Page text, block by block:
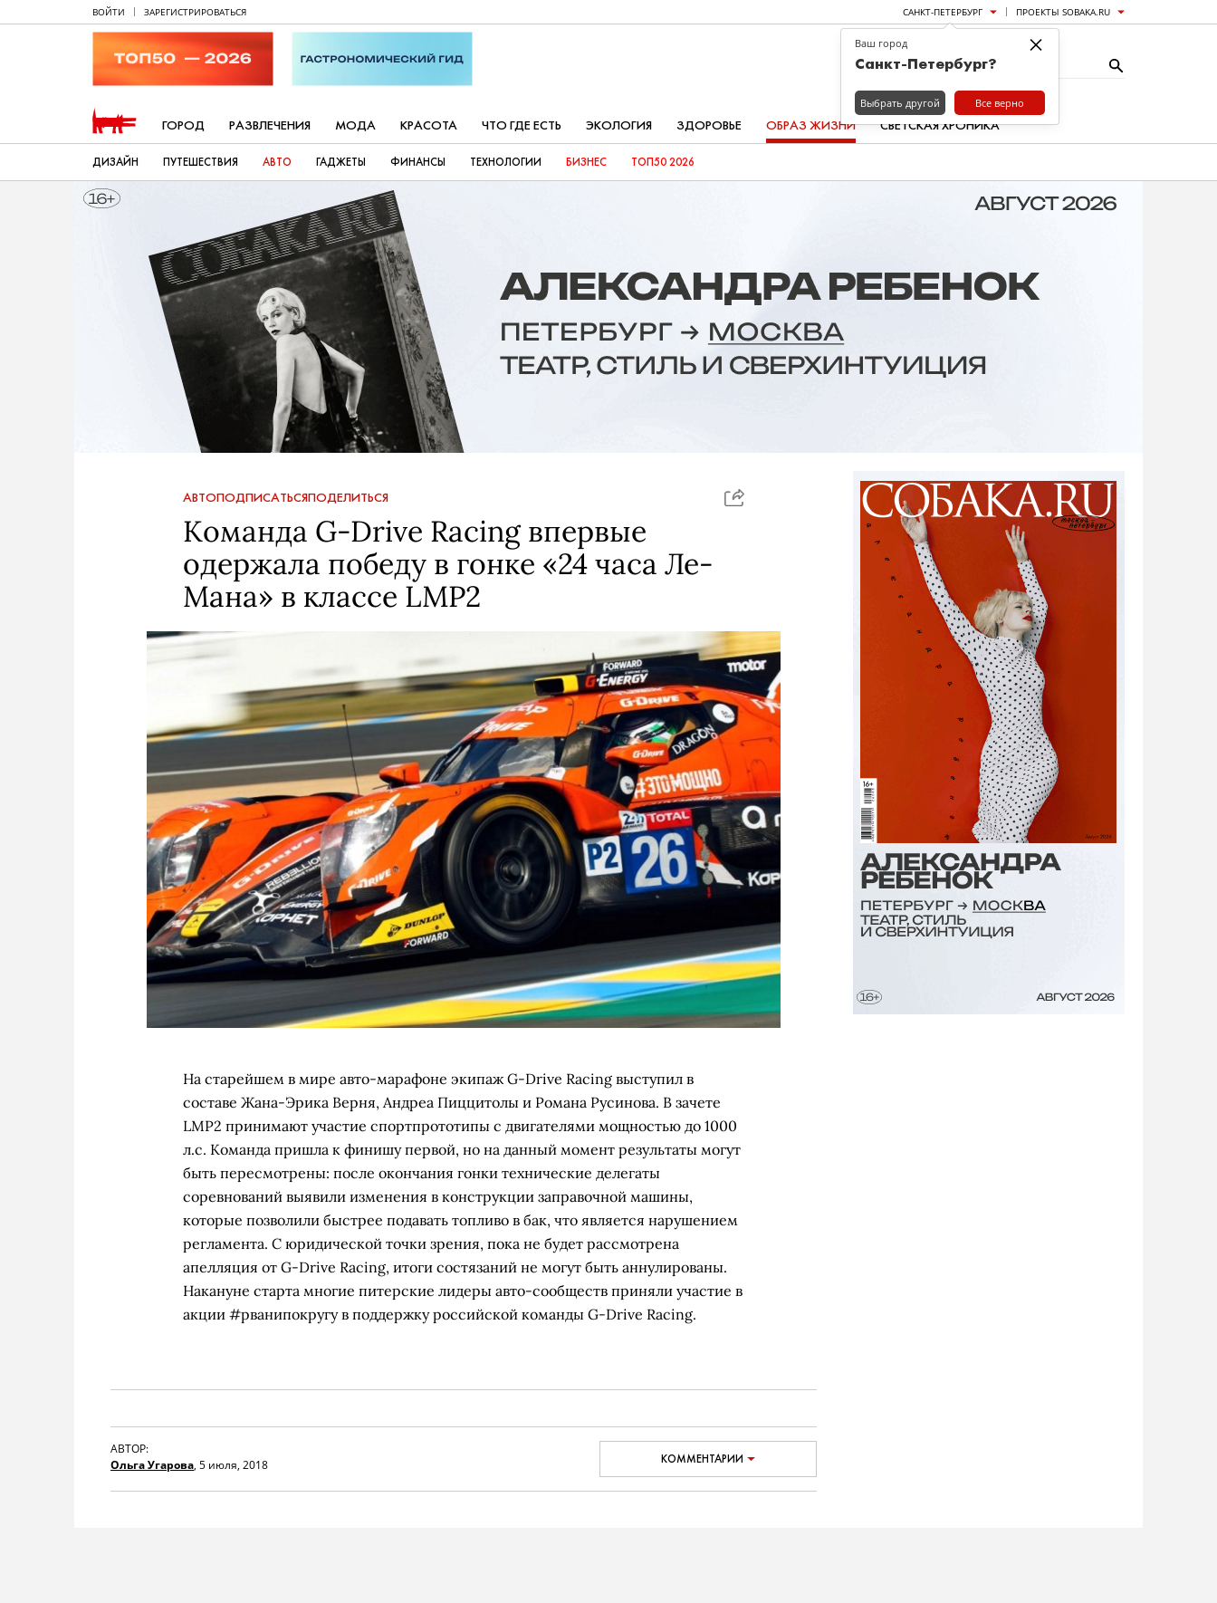
ВОЙТИ ЗАРЕГИСТРИРОВАТЬСЯ САНКТ-ПЕТЕРБУРГ ПРОЕКТЫ SOBAKA.RU
ГОРОД РАЗВЛЕЧЕНИЯ МОДА КРАСОТА ЧТО ГДЕ ЕСТЬ ЭКОЛОГИЯ ЗДОРОВЬЕ ОБРАЗ ЖИЗНИ СВЕТСКАЯ ХРОНИКА
ДИЗАЙН ПУТЕШЕСТВИЯ АВТО ГАДЖЕТЫ ФИНАНСЫ ТЕХНОЛОГИИ БИЗНЕС ТОП50 2026
АВТОПОДПИСАТЬСЯПОДЕЛИТЬСЯ
Команда G-Drive Racing впервые
одержала победу в гонке «24 часа Ле-
Мана» в классе LMP2
На старейшем в мире авто-марафоне экипаж G-Drive Racing выступил в
составе Жана-Эрика Верня, Андреа Пиццитолы и Романа Русинова. В зачете
LMP2 принимают участие спортпрототипы с двигателями мощностью до 1000
л.с. Команда пришла к финишу первой, но на данный момент результаты могут
быть пересмотрены: после окончания гонки технические делегаты
соревнований выявили изменения в конструкции заправочной машины,
которые позволили быстрее подавать топливо в бак, что является нарушением
регламента. С юридической точки зрения, пока не будет рассмотрена
апелляция от G-Drive Racing, итоги состязаний не могут быть аннулированы.
Накануне старта многие питерские лидеры авто-сообществ приняли участие в
акции #рванипокругу в поддержку российской команды G-Drive Racing.
АВТОР:
Ольга Угарова, 5 июля, 2018 КОММЕНТАРИИ
×
Ваш город
Санкт-Петербург?
Выбрать другой Все верно